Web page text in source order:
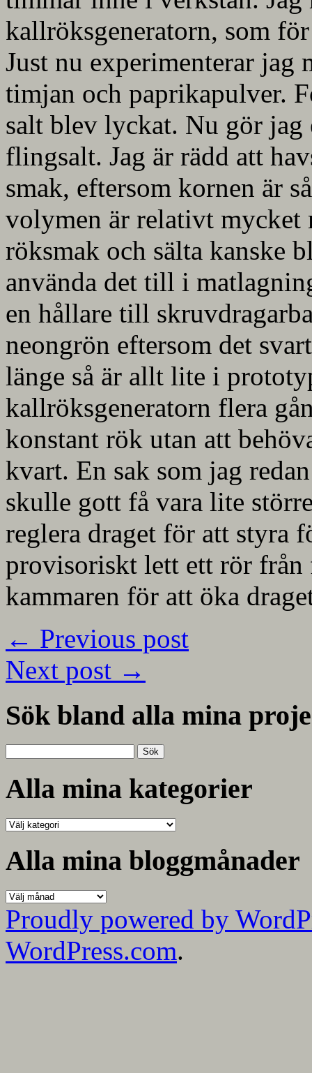
kallröksgeneratorn, som
Just nu experimenterar jag
timjan och paprikapulver.
salt blev lyckat. Nu gör jag
flingsalt. Jag är rädd att
smak, eftersom kornen är
volymen är relativt mycket
röksmak och sälta kanske
använda det till i
en hållare till
neongrön eftersom det
länge så är allt lite i
kallröksgeneratorn flera
konstant rök utan att
kvart. En sak som jag
skulle gott få vara lite
reglera draget för att styra
provisoriskt lett ett rör
kammaren för att öka
← Previous post
Next post →
Sök bland alla mina
efter:
Alla mina kategorier
Alla
kategorier
Alla mina bloggmånader
Alla
mina
bloggmånader
Proudly powered by
WordPress.com.